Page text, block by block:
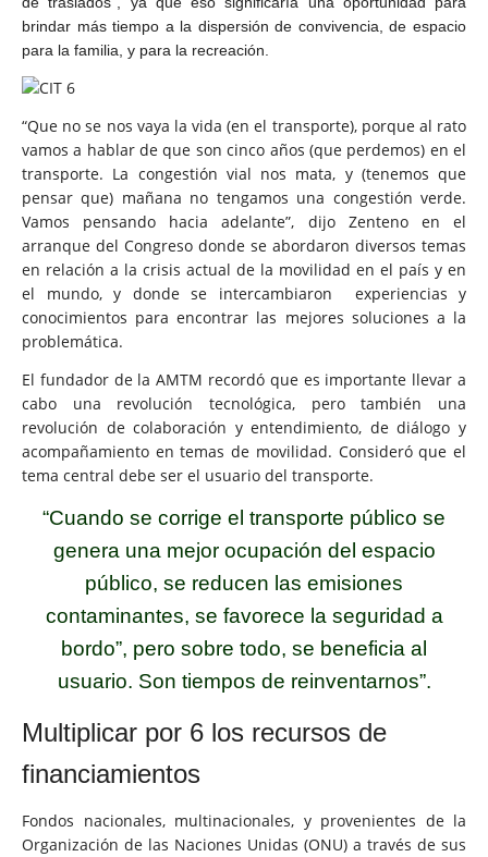
brindar más tiempo a la dispersión de convivencia, de espacio
para la familia, y para la recreación.
“Que no se nos vaya la vida (en el transporte), porque al rato
vamos a hablar de que son cinco años (que perdemos) en el
transporte. La congestión vial nos mata, y (tenemos que
pensar que) mañana no tengamos una congestión verde.
Vamos pensando hacia adelante”, dijo Zenteno en el
arranque del Congreso donde se abordaron diversos temas
en relación a la crisis actual de la movilidad en el país y en
el mundo, y donde se intercambiaron
experiencias y
conocimientos para encontrar las mejores soluciones a la
problemática.
El fundador de la AMTM recordó que es importante llevar a
cabo una revolución tecnológica, pero también una
revolución de colaboración y entendimiento, de diálogo y
acompañamiento en temas de movilidad. Consideró que el
tema central debe ser el usuario del transporte.
“Cuando se corrige el transporte público se
genera una mejor ocupación del espacio
público, se reducen las emisiones
contaminantes, se favorece la seguridad a
bordo”, pero sobre todo, se beneficia al
usuario. Son tiempos de reinventarnos”.
Multiplicar por 6 los recursos de
financiamientos
Fondos nacionales, multinacionales, y provenientes de la
Organización de las Naciones Unidas (ONU) a través de sus